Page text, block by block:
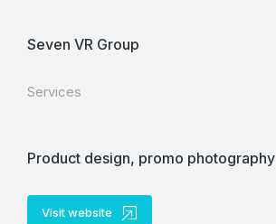
Seven VR Group
Services
Product design, promo photography
Visit website